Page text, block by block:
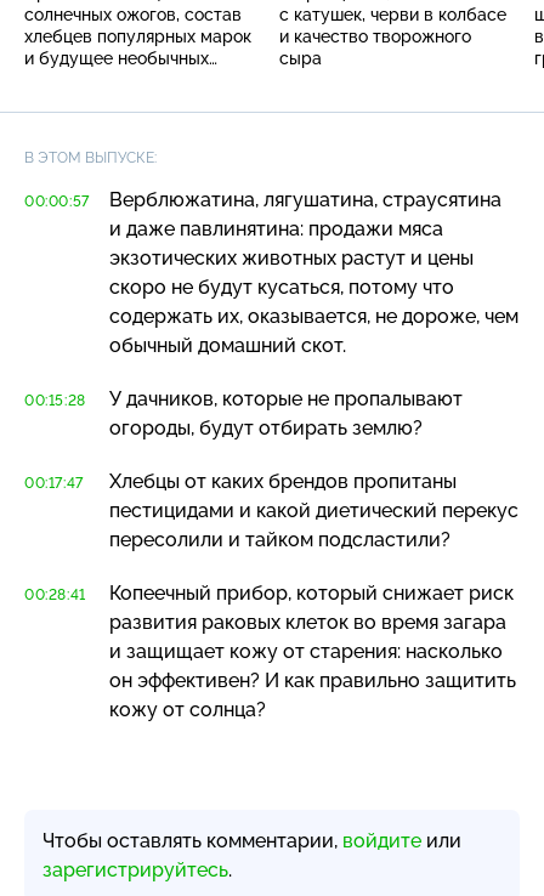
солнечных ожогов, состав
хлебцев популярных марок
и будущее необычных
с катушек, черви в колбасе
и качество творожного
сыра
В ЭТОМ ВЫПУСКЕ:
00:00:57
Верблюжатина, лягушатина, страусятина
и даже павлинятина: продажи мяса
экзотических животных растут и цены
скоро не будут кусаться, потому что
содержать их, оказывается, не дороже, чем
обычный домашний скот.
00:15:28
У дачников, которые не пропалывают
огороды, будут отбирать землю?
00:17:47
Хлебцы от каких брендов пропитаны
пестицидами и какой диетический перекус
пересолили и тайком подсластили?
00:28:41
Копеечный прибор, который снижает риск
развития раковых клеток во время загара
и защищает кожу от старения: насколько
он эффективен? И как правильно защитить
кожу от солнца?
Чтобы оставлять комментарии, войдите или
зарегистрируйтесь.